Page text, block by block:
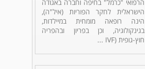
הרפואי "כרמל" בחיפה וחברה באגודה
הישראלית לחקר הפוריות (איל"ה),
הינה רופאה מומחית במיילדות,
בגינקולוגיה, וכן בפריון ובהפריה
חוץ-גופית (IVF ...